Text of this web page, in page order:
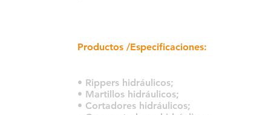
Productos /Especificaciones:
• Rippers hidráulicos;
• Martillos hidráulicos;
• Cortadores hidráulicos;